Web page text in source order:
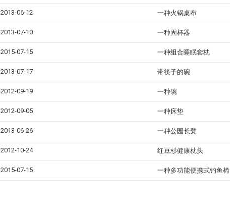
2013-06-12 一种火锅桌布
2013-07-10 一种固杯器
2015-07-15 一种组合睡眠套枕
2013-07-17 带筷子的碗
2012-09-19 一种碗
2012-09-05 一种床垫
2013-06-26 一种公园长凳
2012-10-24 红豆杉健康枕头
2015-07-15 一种多功能便携式钓鱼椅